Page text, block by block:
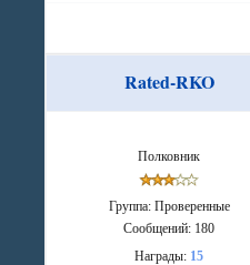
Rated-RKO
Полковник
Группа: Проверенные
Сообщений: 180
Награды: 15